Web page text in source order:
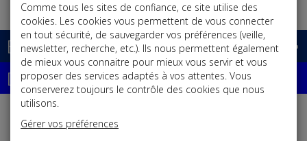
Base documentaire
Dépêches
Liste des dernières dépêches
Comme tous les sites de confiance, ce site utilise des
cookies. Les cookies vous permettent de vous connecter
en tout sécurité, de sauvegarder vos préférences (veille,
newsletter, recherche, etc.). Ils nous permettent également
de mieux vous connaitre pour mieux vous servir et vous
proposer des services adaptés à vos attentes. Vous
conserverez toujours le contrôle des cookies que nous
utilisons.
Gérer vos préférences